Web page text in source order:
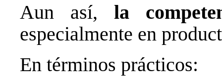
Aun así, la
especialmente en
En términos prácticos: